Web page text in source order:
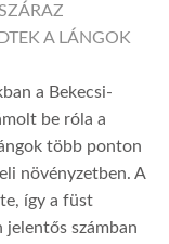
A LÁNGOK
a Bekecsi-
be róla a
több ponton
növényzetben. A
így a füst
számban